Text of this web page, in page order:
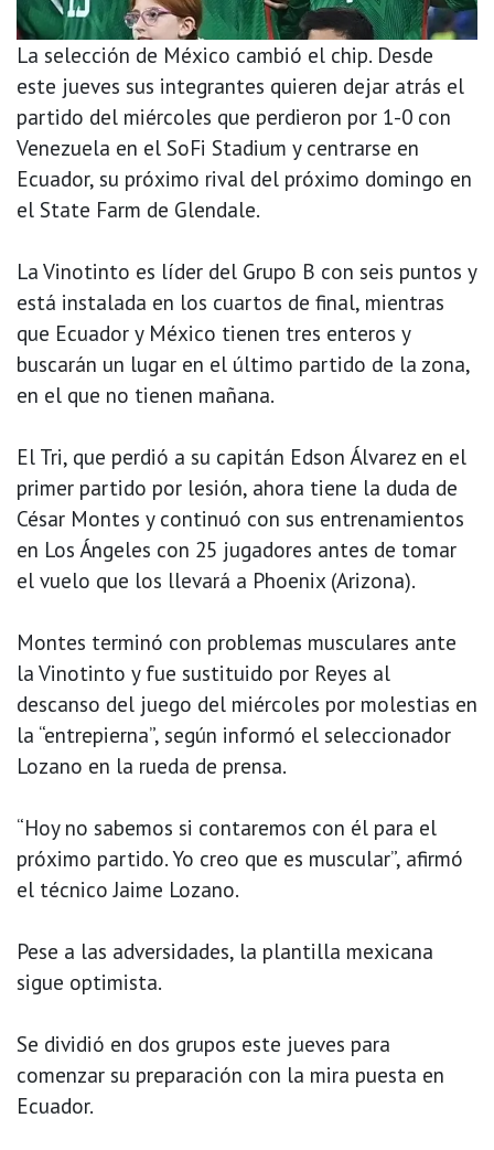
La selección de México cambió el chip. Desde
este jueves sus integrantes quieren dejar atrás el
partido del miércoles que perdieron por 1-0 con
Venezuela en el SoFi Stadium y centrarse en
Ecuador, su próximo rival del próximo domingo en
el State Farm de Glendale.
La Vinotinto es líder del Grupo B con seis puntos y
está instalada en los cuartos de final, mientras
que Ecuador y México tienen tres enteros y
buscarán un lugar en el último partido de la zona,
en el que no tienen mañana.
El Tri, que perdió a su capitán Edson Álvarez en el
primer partido por lesión, ahora tiene la duda de
César Montes y continuó con sus entrenamientos
en Los Ángeles con 25 jugadores antes de tomar
el vuelo que los llevará a Phoenix (Arizona).
Montes terminó con problemas musculares ante
la Vinotinto y fue sustituido por Reyes al
descanso del juego del miércoles por molestias en
la “entrepierna”, según informó el seleccionador
Lozano en la rueda de prensa.
“Hoy no sabemos si contaremos con él para el
próximo partido. Yo creo que es muscular”, afirmó
el técnico Jaime Lozano.
Pese a las adversidades, la plantilla mexicana
sigue optimista.
Se dividió en dos grupos este jueves para
comenzar su preparación con la mira puesta en
Ecuador.